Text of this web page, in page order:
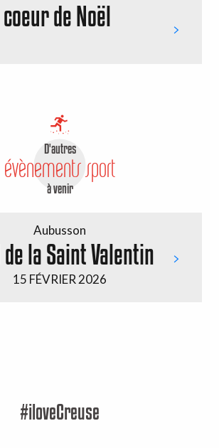
de Noël
D'autres
évènements sport
à venir
Aubusson
la Saint Valentin
15 FÉVRIER 2026
#iloveCreuse